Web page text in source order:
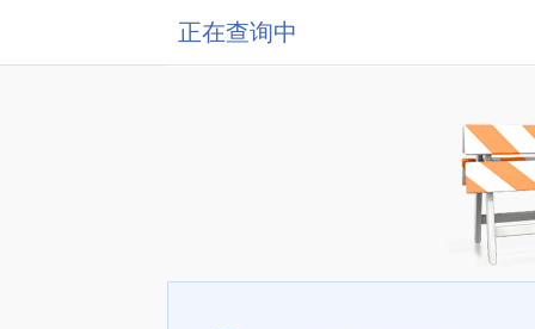
正在查询中